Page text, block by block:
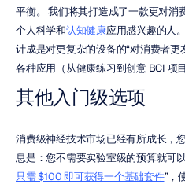
平衡。 我们将其打造成了一款更对消
个人科学和认知健康应用感兴趣的人
计成是对更复杂的设备的“对消费者
各种应用（从健康练习到创意 BCI 项
其他入门级选项
消费级神经技术市场已经有所成长，
息是：您不需要实验室级的预算就可
只需 $100 即可获得一个基础套件”，